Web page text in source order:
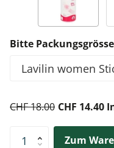
Bitte
CHF 18.00 CHF 14.40
Zum